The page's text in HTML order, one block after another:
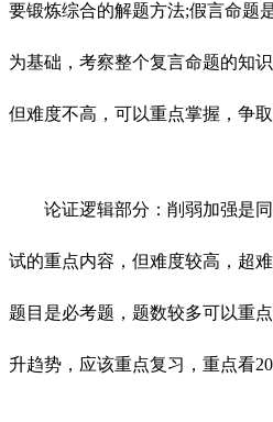
要锻炼综合的解题方法;假言命题
为基础，考察整个复言命题的知
但难度不高，可以重点掌握，争取
论证逻辑部分：削弱加强是同
试的重点内容，但难度较高，超
题目是必考题，题数较多可以重
升趋势，应该重点复习，重点看